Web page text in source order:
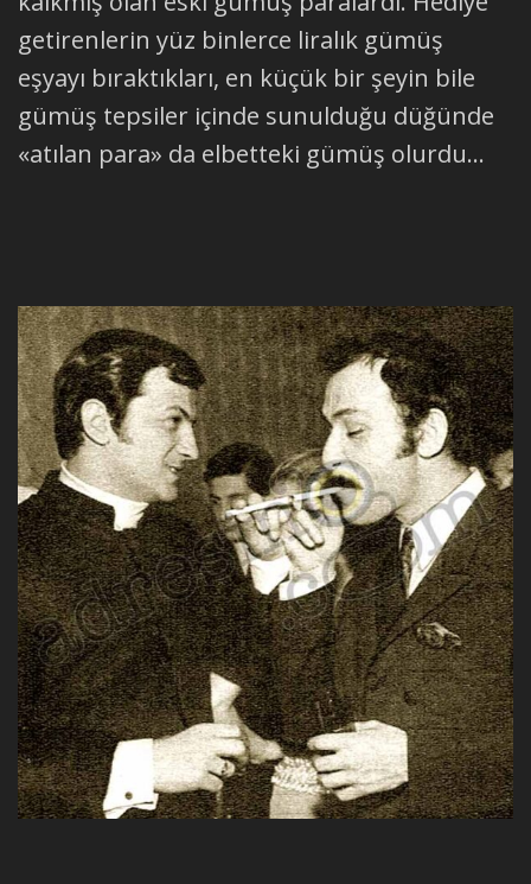
getirenlerin yüz binlerce liralık gümüş
eşyayı bıraktıkları, en küçük bir şeyin bile
gümüş tepsiler içinde sunulduğu düğünde
«atılan para» da elbetteki gümüş olurdu...